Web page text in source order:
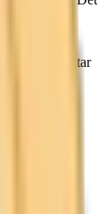
även
hittar